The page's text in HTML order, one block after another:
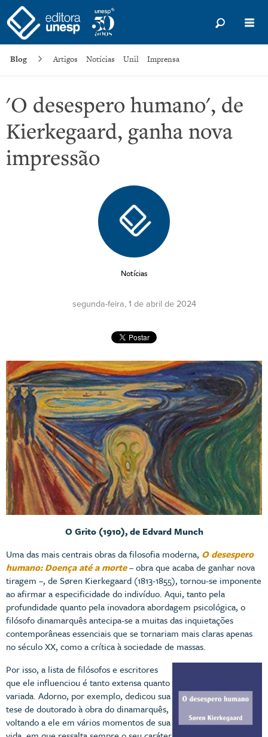
Blog Artigos Notícias Unil Imprensa
'O desespero humano', de
Kierkegaard, ganha nova
impressão
Notícias
segunda-feira, 1 de abril de 2024
O Grito (1910), de Edvard Munch
Uma das mais centrais obras da filosofia moderna, O desespero
humano: Doença até a morte– obra que acaba de ganhar nova
tiragem –, de Søren Kierkegaard (1813-1855), tornou-se imponente
ao afirmar a especificidade do indivíduo. Aqui, tanto pela
profundidade quanto pela inovadora abordagem psicológica, o
filósofo dinamarquês antecipa-se a muitas das inquietações
contemporâneas essenciais que se tornariam mais claras apenas
no século XX, como a crítica à sociedade de massas.
Por isso, a lista de filósofos e escritores
que ele influenciou é tanto extensa quanto
variada. Adorno, por exemplo, dedicou sua
tese de doutorado à obra do dinamarquês,
voltando a ele em vários momentos de sua